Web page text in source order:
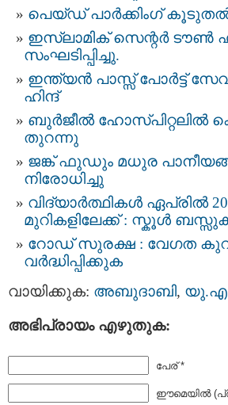
പെയ്ഡ് പാർക്കിംഗ് കൂടുതൽ
ഇസ്‌ലാമിക് സെന്റർ ടൗൺ
സംഘടിപ്പിച്ചു.
ഇന്ത്യന്‍ പാസ്സ്‌ പോർട്ട്
ഹിന്ദ്
ബുർജീൽ ഹോസ്പിറ്റലിൽ
തുറന്നു
ജങ്ക് ഫുഡും മധുര
നിരോധിച്ചു
വിദ്യാർത്ഥികൾ ഏപ്രിൽ
മുറികളിലേക്ക് : സ്കൂള്‍
റോഡ് സുരക്ഷ : വേഗത
വർദ്ധിപ്പിക്കുക
വായിക്കുക: അബുദാബി,
അഭിപ്രായം എഴുതുക:
പേര് *
ഈമെയില്‍